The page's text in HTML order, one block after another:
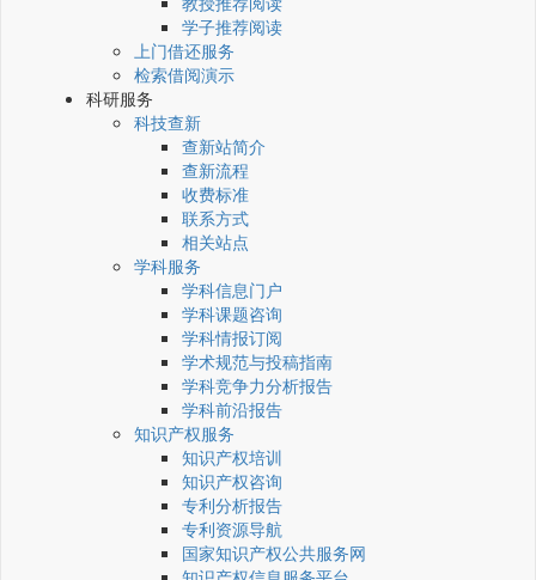
学子推荐阅读
上门借还服务
检索借阅演示
科研服务
科技查新
查新站简介
查新流程
收费标准
联系方式
相关站点
学科服务
学科信息门户
学科课题咨询
学科情报订阅
学术规范与投稿指南
学科竞争力分析报告
学科前沿报告
知识产权服务
知识产权培训
知识产权咨询
专利分析报告
专利资源导航
国家知识产权公共服务网